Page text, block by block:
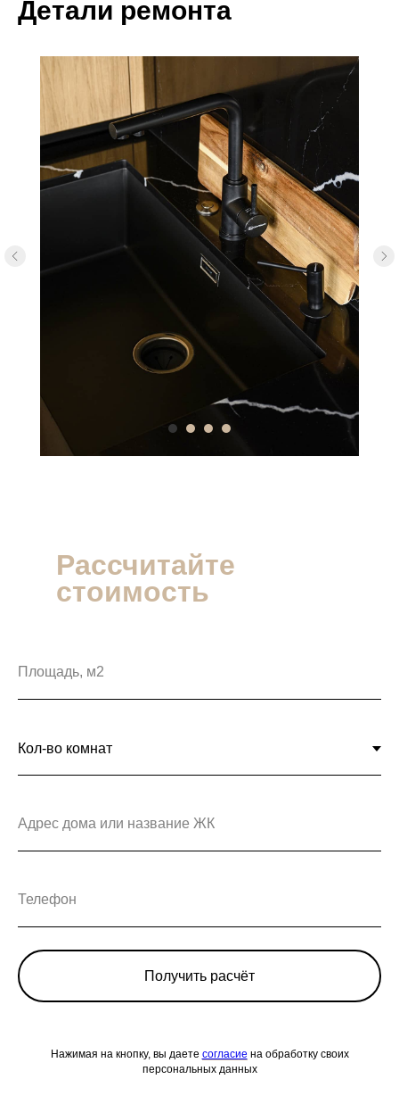
Детали ремонта
Рассчитайте
стоимость
Получить расчёт
Нажимая на кнопку, вы даете согласие на обработку своих
персональных данных